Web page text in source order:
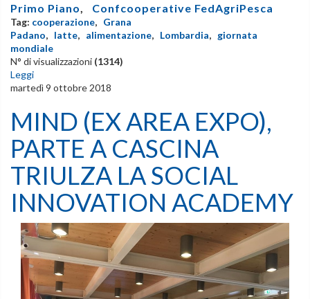
Primo Piano
Confcooperative FedAgriPesca
Tag: cooperazione, Grana
Padano, latte, alimentazione, Lombardia, giornata
mondiale
N° di visualizzazioni (1314)
Leggi
martedì 9 ottobre 2018
MIND (EX AREA EXPO),
PARTE A CASCINA
TRIULZA LA SOCIAL
INNOVATION ACADEMY